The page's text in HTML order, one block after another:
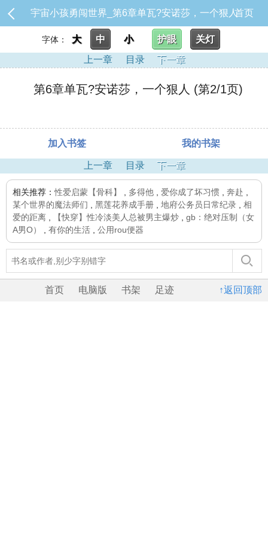
宇宙小孩勇闯世界_第6章单瓦?安诺莎，一个狠人首页
字体： 大 中 小 护眼
关灯
上一章
目录 下一章
第6章单瓦?安诺莎，一个狠人 (第2/1页)
加入书签 我的书架
上一章 目录 下一章
相关推荐：性爱启蒙【骨科】 多得他 爱你成了坏习惯 奔赴
某个世界的魔法师们
黑莲花养成手册 地府公务员日常纪录
相
爱的距离
【快穿】性冷淡美人总被男主爆炒
gb：绝对压制（女
A男O）
有你的生活 公用rou便器
↑返回顶部
首页 电脑版 书架 足迹